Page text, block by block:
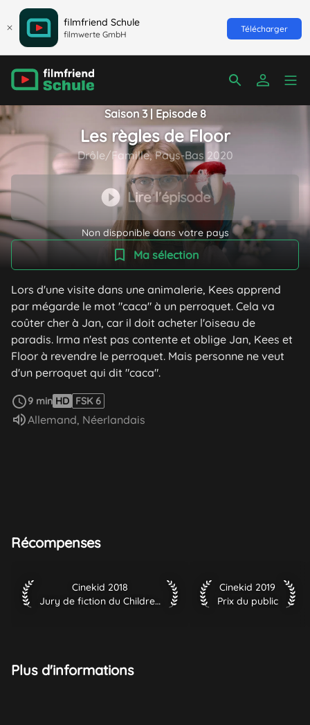
filmfriend Schule
filmwerte GmbH
Télécharger
Saison 3 | Episode 8
Les règles de Floor
Drôle/Famille, Pays-Bas 2020
Lire l'épisode
Non disponible dans votre pays
Ma sélection
Lors d'une visite dans une animalerie, Kees apprend
par mégarde le mot "caca" à un perroquet. Cela va
coûter cher à Jan, car il doit acheter l'oiseau de
paradis. Irma n'est pas contente et oblige Jan, Kees et
Floor à revendre le perroquet. Mais personne ne veut
d'un perroquet qui dit "caca".
9 min HD FSK 6
Audio :
Allemand, Néerlandais
Récompenses
Cinekid 2018 Jury de fiction du Children's Cupboard
Cinekid 2018
Jury de fiction du Children's Cupboard
Cinekid 2019 Prix du
Cinekid 2019
Prix du public
Plus d'informations